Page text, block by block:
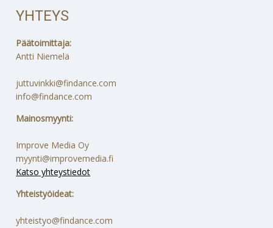
YHTEYS
Päätoimittaja:
Antti Niemelä
juttuvinkki@findance.com
info@findance.com
Mainosmyynti:
Improve Media Oy
myynti@improvemedia.fi
Katso yhteystiedot
Yhteistyöideat:
yhteistyo@findance.com